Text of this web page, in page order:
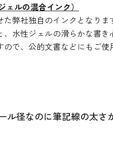
ルの混合インク）
弊社独自のインクとなりま
水性ジェルの滑らかな書き
で、公的文書などにもご使
ル径なのに筆記線の太さ